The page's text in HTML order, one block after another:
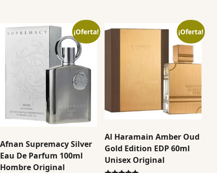
¡Oferta!
Afnan Supremacy Silver
Eau De Parfum 100ml
Hombre Original
¡Oferta!
Al Haramain Amber Oud
Gold Edition EDP 60ml
Unisex Original